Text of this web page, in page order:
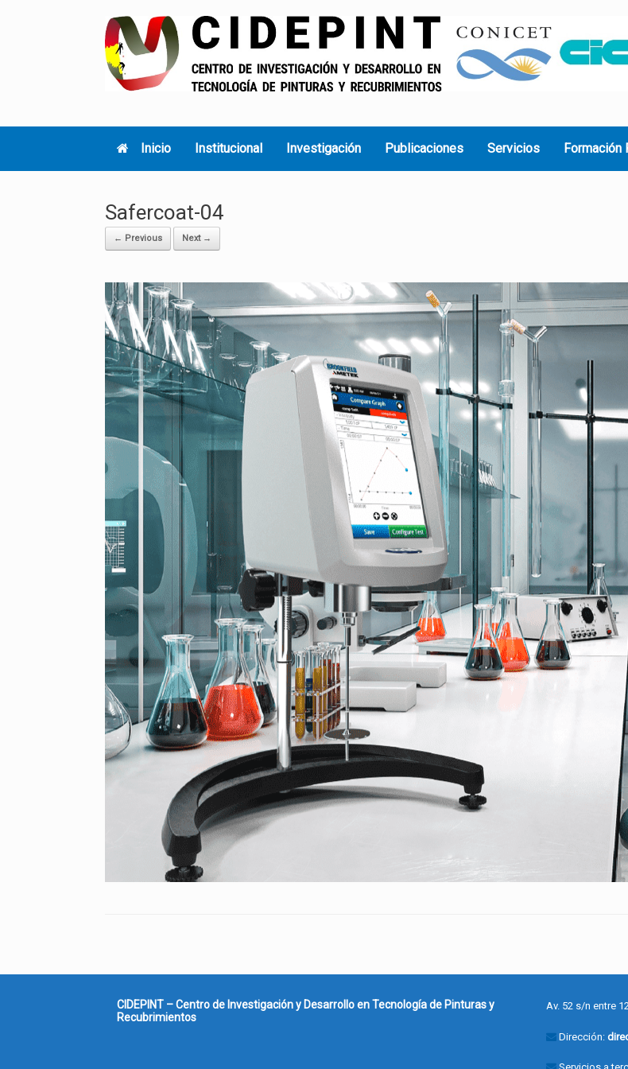
Inicio Institucional Investigación Publicaciones Servicios Formación
Safercoat-04
← Previous Next →
CIDEPINT – Centro de Investigación y Desarrollo en Tecnología de Pinturas y
Recubrimientos
Av. 52 s/n entre
Dirección: